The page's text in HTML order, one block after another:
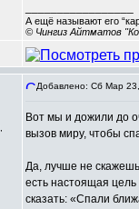
А ещё называют его
© Чингиз Айтматов
Добавлено: Сб Мар
Вот мы и дожили до
вызов миру, чтобы
Да, лучше не скажешь
есть настоящая
сказать: «Спали